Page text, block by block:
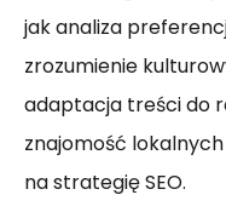
jak analiza
zrozumienie
adaptacja treści do
znajomość
na strategię SEO.